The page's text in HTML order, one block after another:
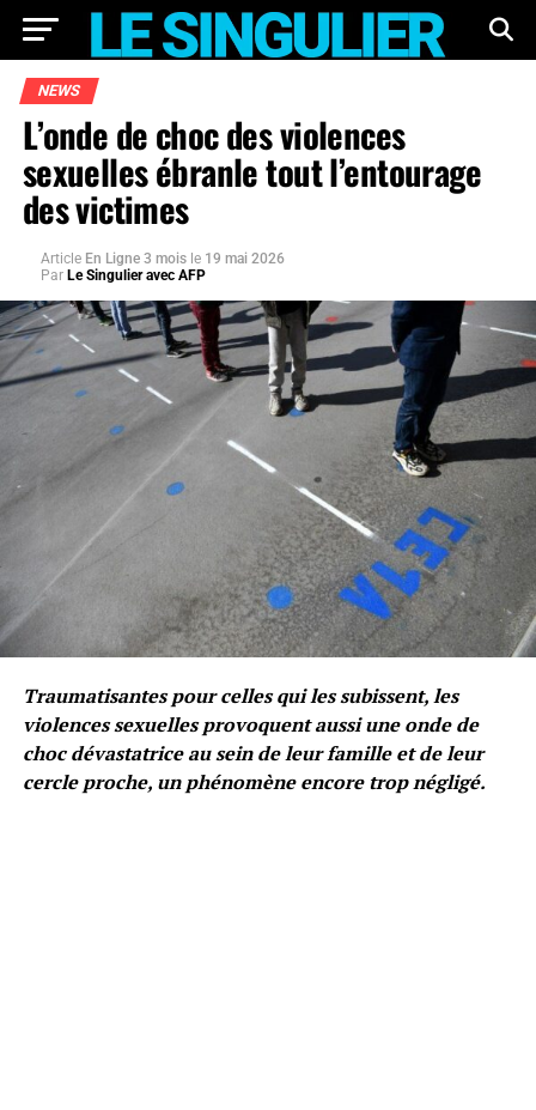
NEWS
L’onde de choc des violences
sexuelles ébranle tout l’entourage
des victimes
Article En Ligne 3 mois le 19 mai 2026
Par Le Singulier avec AFP
Traumatisantes pour celles qui les subissent, les
violences sexuelles provoquent aussi une onde de
choc dévastatrice au sein de leur famille et de leur
cercle proche, un phénomène encore trop négligé.